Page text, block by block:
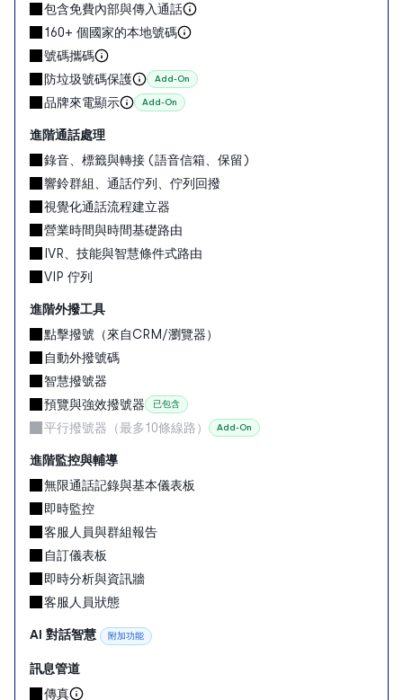
包含免費內部與傳入通話
160+ 個國家的本地號碼
號碼攜碼
防垃圾號碼保護
Add-On
品牌來電顯示 Add-On
進階通話處理
錄音、標籤與轉接 (語音信箱、保留)
響鈴群組、通話佇列、佇列回撥
視覺化通話流程建立器
營業時間與時間基礎路由
IVR、技能與智慧條件式路由
VIP 佇列
進階外撥工具
點擊撥號（來自CRM/瀏覽器）
自動外撥號碼
智慧撥號器
預覽與強效撥號器
已包含
平行撥號器（最多10條線路） Add-On
進階監控與輔導
無限通話記錄與基本儀表板
即時監控
客服人員與群組報告
自訂儀表板
即時分析與資訊牆
客服人員狀態
AI 對話智慧 附加功能
訊息管道
傳真